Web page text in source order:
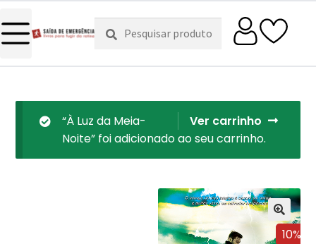
Pesquisar
por:
Pesquisa
Ver carrinho
“À Luz da Meia-
Noite” foi adicionado ao seu carrinho.
10%